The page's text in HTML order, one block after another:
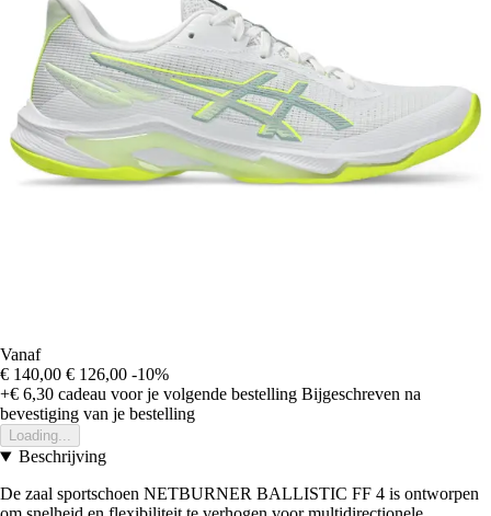
Vanaf
€ 140,00 € 126,00 -10%
+€ 6,30 cadeau voor je volgende bestelling Bijgeschreven na
bevestiging van je bestelling
Loading...
Beschrijving
De zaal sportschoen NETBURNER BALLISTIC FF 4 is ontworpen